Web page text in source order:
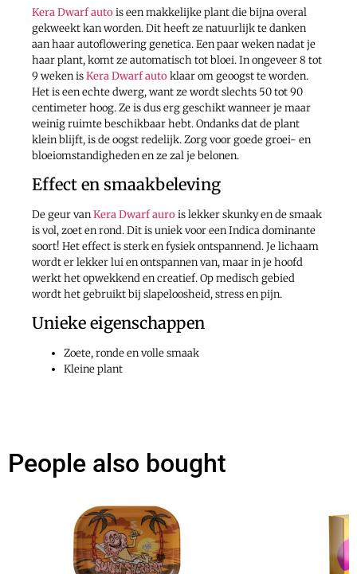
Kera Dwarf autois een makkelijke plant die bijna overal
gekweekt kan worden. Dit heeft ze natuurlijk te danken
aan haar autoflowering genetica. Een paar weken nadat je
haar plant, komt ze automatisch tot bloei. In ongeveer 8 tot
9 weken isKera Dwarf autoklaar om geoogst te worden.
Het is een echte dwerg, want ze wordt slechts 50 tot 90
centimeter hoog. Ze is dus erg geschikt wanneer je maar
weinig ruimte beschikbaar hebt. Ondanks dat de plant
klein blijft, is de oogst redelijk. Zorg voor goede groei- en
bloeiomstandigheden en ze zal je belonen.
Effect en smaakbeleving
De geur vanKera Dwarf aurois lekker skunky en de smaak
is vol, zoet en rond. Dit is uniek voor een Indica dominante
soort! Het effect is sterk en fysiek ontspannend. Je lichaam
wordt er lekker lui en ontspannen van, maar in je hoofd
werkt het opwekkend en creatief. Op medisch gebied
wordt het gebruikt bij slapeloosheid, stress en pijn.
Unieke eigenschappen
Zoete, ronde en volle smaak
Kleine plant
People also bought